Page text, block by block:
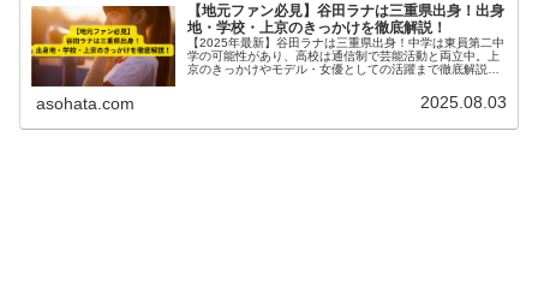
【地元ファン必見】谷田ラナは三重県出身！出身
地・学校・上京のきっかけを徹底解説！
【2025年最新】谷田ラナは三重県出身！中学は東員第二中
学の可能性があり、高校は通信制で芸能活動と両立中。上
京のきっかけやモデル・女優としての活躍まで徹底解説し
asohata.com 2025.08.03